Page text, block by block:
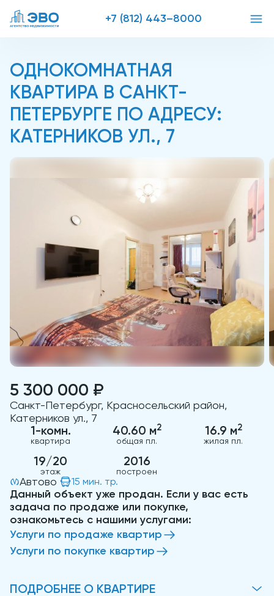
+7 (812) 443–8000
ОДНОКОМНАТНАЯ
КВАРТИРА В САНКТ-
ПЕТЕРБУРГЕ ПО АДРЕСУ:
КАТЕРНИКОВ УЛ., 7
5 300 000 ₽
Санкт-Петербург, Красносельский район,
Катерников ул., 7
1-комн.
квартира
40.60 м2
общая пл.
16.9 м2
жилая пл.
19/20
этаж
2016
построен
Автово 15 мин. тр.
Данный объект уже продан. Если у вас есть
задача по продаже или покупке,
ознакомьтесь с нашими услугами:
Услуги по продаже квартир
Услуги по покупке квартир
ПОДРОБНЕЕ О КВАРТИРЕ